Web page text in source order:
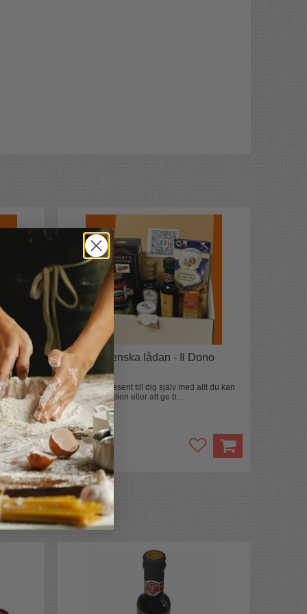
om
o...
Stora italienska lådan - Il Dono
En perfekt present till dig själv med allt du kan
önska från Italien eller att ge b...
fr. 709 kr